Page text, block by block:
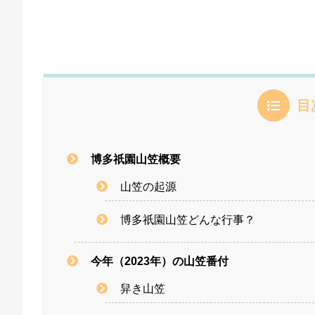
博多祇園山笠概要
山笠の起源
博多祇園山笠どんな行事？
今年（2023年）の山笠番付
舁き山笠